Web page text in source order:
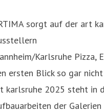
sorgt auf der art
Karlsruhe Pizza,
ersten Blick so gar nicht
karlsruhe 2025 steht in
der